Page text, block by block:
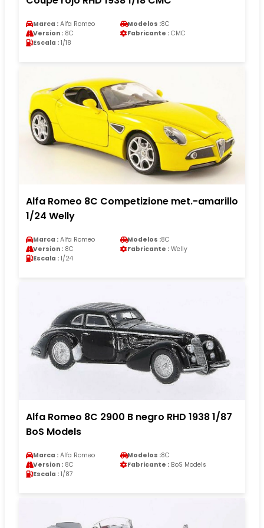
Marca : Alfa Romeo Modelos :8C
Version : 8C Fabricante : CMC
Escala : 1/18
Alfa Romeo 8C Competizione met.-amarillo
1/24 Welly
Marca : Alfa Romeo Modelos :8C
Version : 8C Fabricante : Welly
Escala : 1/24
Alfa Romeo 8C 2900 B negro RHD 1938 1/87
BoS Models
Marca : Alfa Romeo Modelos :8C
Version : 8C Fabricante : BoS Models
Escala : 1/87